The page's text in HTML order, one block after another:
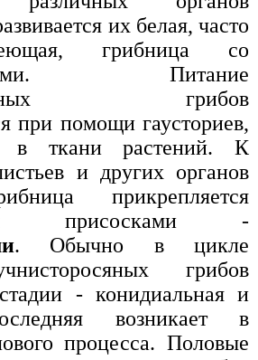
их белая, часто
грибница со
Питание
грибов
при помощи гаусториев,
в ткани растений. К
и других органов
прикрепляется
присосками -
. Обычно в цикле
грибов
- конидиальная и
возникает в
процесса. Половые